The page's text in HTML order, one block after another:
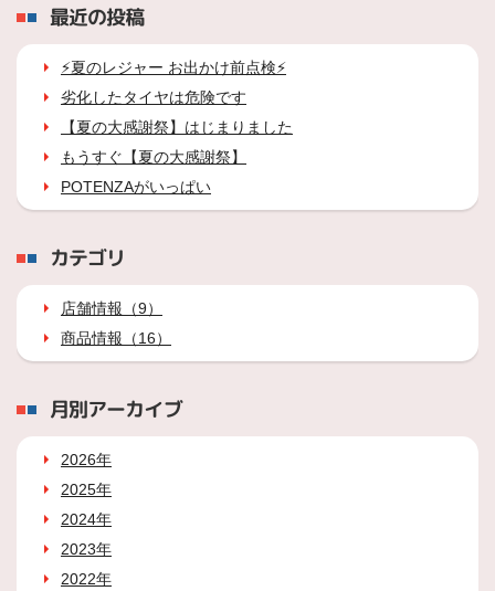
最近の投稿
⚡夏のレジャー お出かけ前点検⚡
劣化したタイヤは危険です
【夏の大感謝祭】はじまりました
もうすぐ【夏の大感謝祭】
POTENZAがいっぱい
カテゴリ
店舗情報（9）
商品情報（16）
月別アーカイブ
2026年
2025年
2024年
2023年
2022年